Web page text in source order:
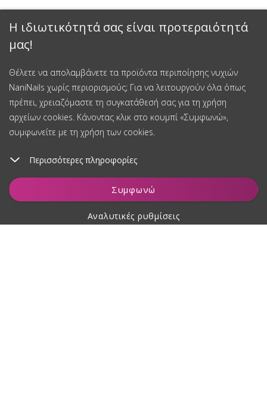
Η ιδιωτικότητά σας είναι προτεραιότητά
μας!
Θέλετε να απολαμβάνετε τα προϊόντα περιποίησης νυχιών
NaniNails χωρίς περιορισμούς; Για να λειτουργούν όλα όπως
πρέπει, χρειαζόμαστε τη συγκατάθεσή σας για τη χρήση
αρχείων cookies. Κάνοντας κλικ στο κουμπί «Συμφωνώ»,
συμφωνείτε με τη χρήση των cookies.
Περισσότερες πληροφορίες
Συμφωνώ
Αναλυτικές ρυθμίσεις
Προσθήκη στο καλάθι